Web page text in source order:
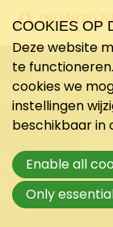
COOKIES OP
Deze website
te
cookies we
instellingen
beschikbaar in
Enable all
Only